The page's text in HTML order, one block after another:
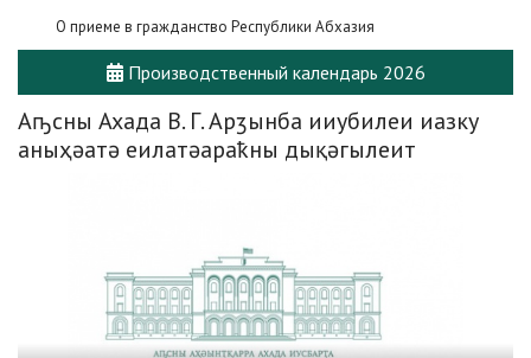
О приеме в гражданство Республики Абхазия
Производственный календарь 2026
Аҧсны Ахада В. Г. Арӡынба ииубилеи иазку
аныҳәатә еилатәараҟны дықәгылеит